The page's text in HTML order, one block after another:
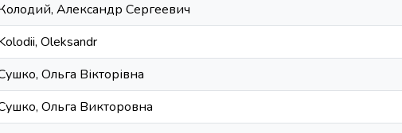
Александр Сергеевич
Oleksandr
Ольга Вікторівна
Ольга Викторовна